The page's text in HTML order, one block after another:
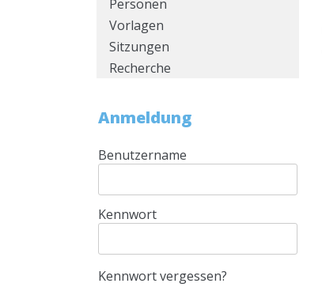
Personen
Vorlagen
Sitzungen
Recherche
Anmeldung
Benutzername
Kennwort
Kennwort vergessen?